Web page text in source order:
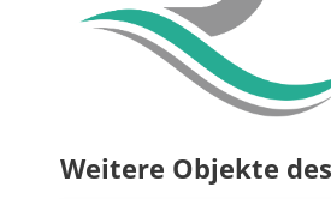
Weitere Objekte